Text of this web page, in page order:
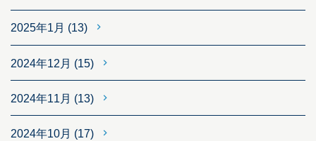
2025年1月 (13)
2024年12月 (15)
2024年11月 (13)
2024年10月 (17)